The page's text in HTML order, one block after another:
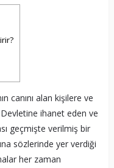
canını alan kişilere ve
ihanet eden ve
geçmişte verilmiş bir
sözlerinde yer verdiği
her zaman